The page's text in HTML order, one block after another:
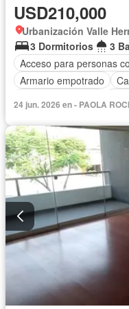
USD210,000
Urbanización Valle
3 Dormitorios
3
Acceso para personas
Armario empotrado
Sin amoblar
24 jun. 2026 en - PAOLA